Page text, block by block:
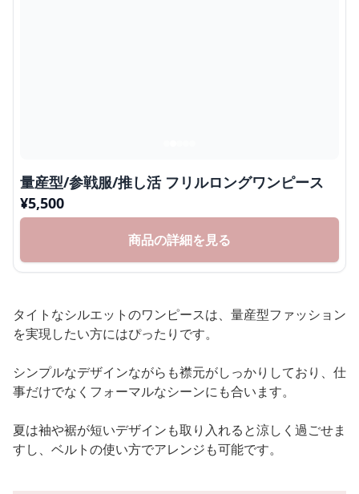
量産型/参戦服/推し活 フリルロングワンピース
¥5,500
商品の詳細を見る
タイトなシルエットのワンピースは、量産型ファッション
を実現したい方にはぴったりです。
シンプルなデザインながらも襟元がしっかりしており、仕
事だけでなくフォーマルなシーンにも合います。
夏は袖や裾が短いデザインも取り入れると涼しく過ごせま
すし、ベルトの使い方でアレンジも可能です。